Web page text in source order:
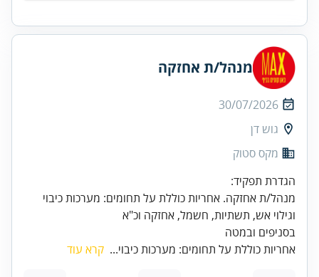
מנהל/ת אחזקה
30/07/2026
גוש דן
מקס סטוק
מנהל/ת אחזקה. אחריות כוללת על תחומים: מערכות כיבוי
בסניפים ובמטה
אחריות כוללת על תחומים: מערכות כיבוי... קרא עוד